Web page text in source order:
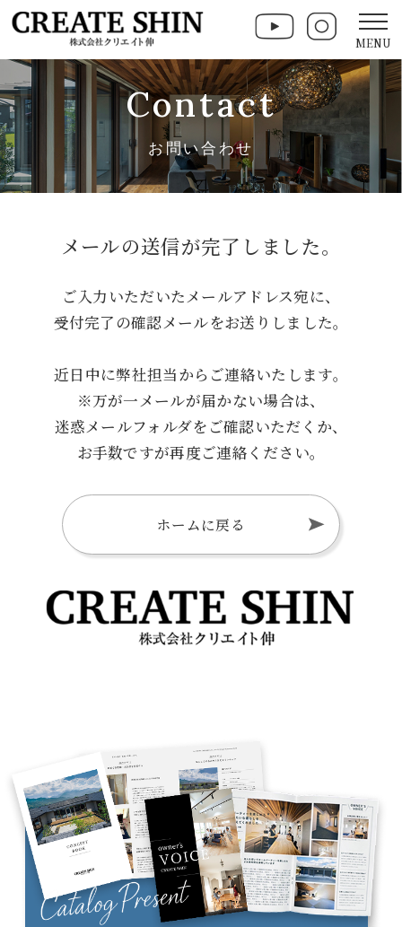
MENU
Contact
お問い合わせ
メールの送信が完了しました。
ご入力いただいたメールアドレス宛に、
受付完了の確認メールをお送りしました。
近日中に弊社担当からご連絡いたします。
※万が一メールが届かない場合は、
迷惑メールフォルダをご確認いただくか、
お手数ですが再度ご連絡ください。
ホームに戻る